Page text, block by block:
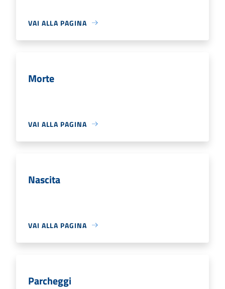
VAI ALLA PAGINA
Morte
VAI ALLA PAGINA
Nascita
VAI ALLA PAGINA
Parcheggi